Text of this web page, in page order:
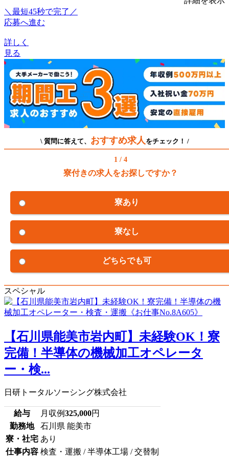
＼最短45秒で完了／
応募へ進む
詳しく
見る
\ 質問に答えて、 おすすめ求人 をチェック！ /
1 / 4
寮付きの求人をお探しですか？
寮あり
寮なし
どちらでも可
スペシャル
【石川県能美市岩内町】未経験OK！寮
完備！半導体の機械加工オペレータ
ー・検...
日研トータルソーシング株式会社
給与 月収例325,000円
勤務地
石川県 能美市
寮・社宅 あり
仕事内容 検査・運搬 / 半導体工場 / 交替制